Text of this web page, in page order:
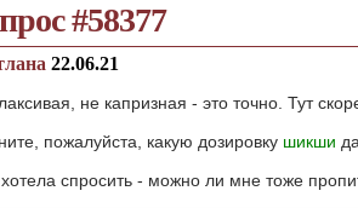
#58377
22.06.21
не капризная - это точно. Тут
пожалуйста, какую дозировку шикши
спросить - можно ли мне тоже